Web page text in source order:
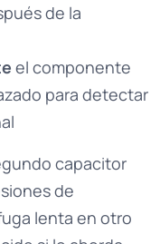
de la
el componente
para detectar
capacitor
de
lenta en otro